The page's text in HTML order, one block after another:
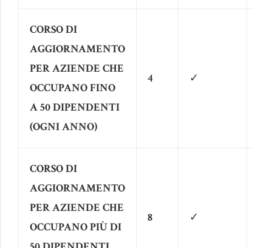
CORSO DI
AGGIORNAMENTO
PER AZIENDE CHE
OCCUPANO FINO
A 50 DIPENDENTI
(OGNI ANNO)
4 ✓
CORSO DI
AGGIORNAMENTO
PER AZIENDE CHE
OCCUPANO PIÙ DI
8 ✓